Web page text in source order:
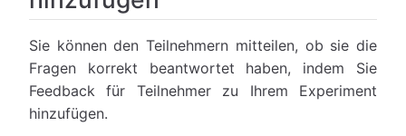
Sie können den Teilnehmern mitteilen, ob sie die
Fragen korrekt beantwortet haben, indem Sie
Feedback für Teilnehmer zu Ihrem Experiment
hinzufügen.